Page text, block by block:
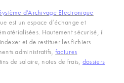
d’Archivage Electronique
est un espace d’échange et
Hautement sécurisé, il
et de restituer les fichiers
administratifs, factures
de salaire, notes de frais, dossiers